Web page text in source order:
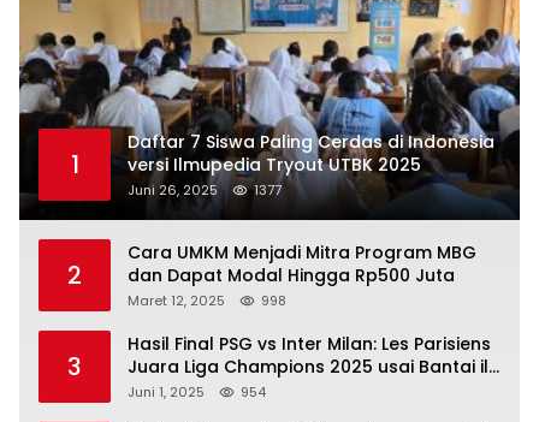
1
Daftar 7 Siswa Paling Cerdas di Indonesia
versi Ilmupedia Tryout UTBK 2025
Juni 26, 2025 1377
2
Cara UMKM Menjadi Mitra Program MBG
dan Dapat Modal Hingga Rp500 Juta
Maret 12, 2025 998
3
Hasil Final PSG vs Inter Milan: Les Parisiens
Juara Liga Champions 2025 usai Bantai il
Nerazzurri
Juni 1, 2025 954